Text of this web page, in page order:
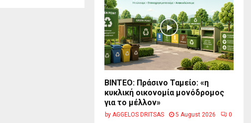
BINTEO: Πράσινο Ταμείο: «η
κυκλική οικονομία μονόδρομος
για το μέλλον»
by AGGELOS DRITSAS 5 August 2026 0